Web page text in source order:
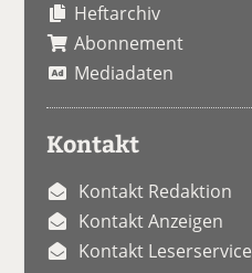
Heftarchiv
Abonnement
Mediadaten
Kontakt
Kontakt Redaktion
Kontakt Anzeigen
Kontakt Leserservice